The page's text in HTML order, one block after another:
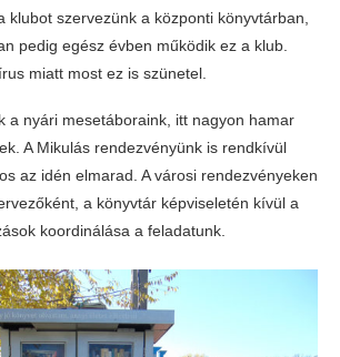
klubot szervezünk a központi könyvtárban,
pedig egész évben működik ez a klub.
miatt most ez is szünetel.
a nyári mesetáboraink, itt nagyon hamar
A Mikulás rendezvényünk is rendkívül
az idén elmarad. A városi rendezvényeken
a könyvtár képviseletén kívül a
koordinálása a feladatunk.